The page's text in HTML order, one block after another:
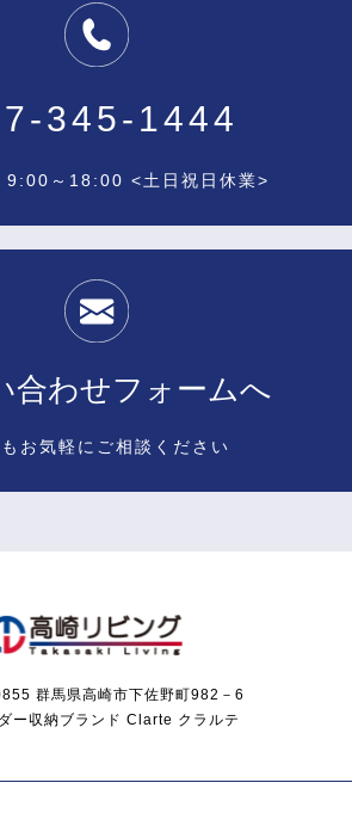
345-1444
9:00～18:00 <土日祝日休業>
合わせフォームへ
お気軽にご相談ください
群馬県高崎市下佐野町982－6
ー収納ブランド Clarte クラルテ